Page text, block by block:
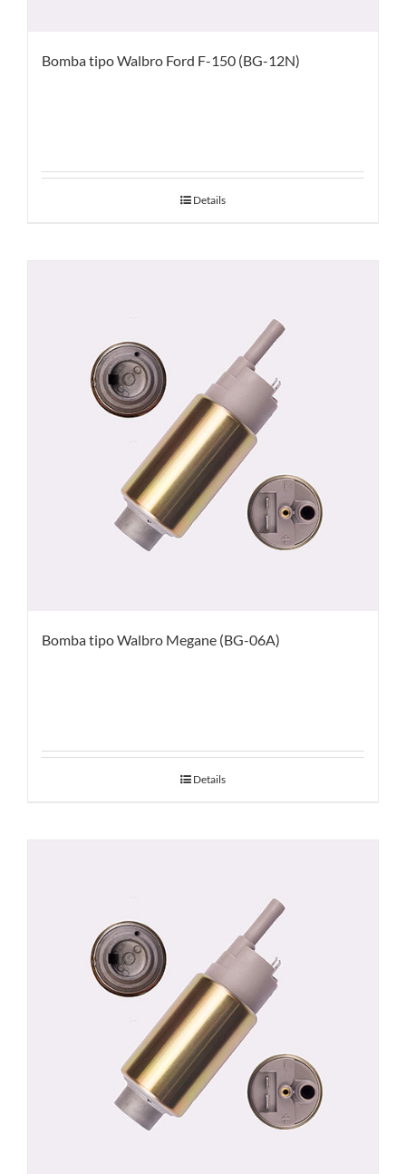
Bomba tipo Walbro Ford F-150 (BG-12N)
Details
Bomba tipo Walbro Megane (BG-06A)
Details